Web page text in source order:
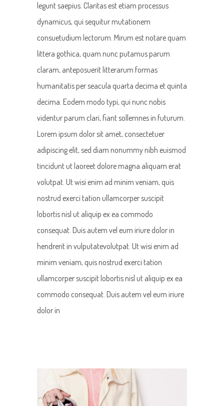
legunt saepius. Claritas est etiam processus
dynamicus, qui sequitur mutationem
consuetudium lectorum. Mirum est notare quam
littera gothica, quam nunc putamus parum
claram, anteposuerit litterarum formas
humanitatis per seacula quarta decima et quinta
decima. Eodem modo typi, qui nunc nobis
videntur parum clari, fiant sollemnes in futurum.
Lorem ipsum dolor sit amet, consectetuer
adipiscing elit, sed diam nonummy nibh euismod
tincidunt ut laoreet dolore magna aliquam erat
volutpat. Ut wisi enim ad minim veniam, quis
nostrud exerci tation ullamcorper suscipit
lobortis nisl ut aliquip ex ea commodo
consequat. Duis autem vel eum iriure dolor in
hendrerit in vulputatevolutpat. Ut wisi enim ad
minim veniam, quis nostrud exerci tation
ullamcorper suscipit lobortis nisl ut aliquip ex ea
commodo consequat. Duis autem vel eum iriure
dolor in